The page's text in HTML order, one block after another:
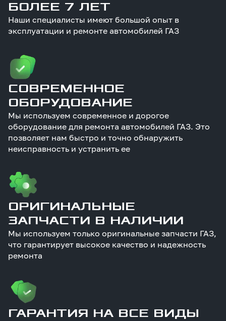
БОЛЕЕ 7 ЛЕТ
Наши специалисты имеют большой опыт в
эксплуатации и ремонте автомобилей ГАЗ
СОВРЕМЕННОЕ
ОБОРУДОВАНИЕ
Мы используем современное и дорогое
оборудование для ремонта автомобилей ГАЗ. Это
позволяет нам быстро и точно обнаружить
неисправность и устранить ее
ОРИГИНАЛЬНЫЕ
ЗАПЧАСТИ В НАЛИЧИИ
Мы используем только оригинальные запчасти ГАЗ,
что гарантирует высокое качество и надежность
ремонта
ГАРАНТИЯ НА ВСЕ ВИДЫ